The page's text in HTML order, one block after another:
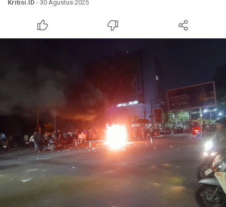
Kritisi.ID - 30 Agustus 2025